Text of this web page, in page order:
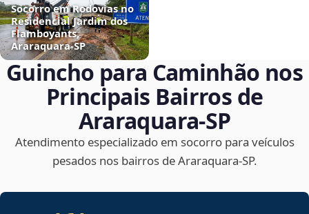
Socorro em Rodovias no
Residencial Jardim dos
Flamboyants,
Araraquara‑SP
Guincho para Caminhão nos
Principais Bairros de
Araraquara‑SP
Atendimento especializado em socorro para veículos
pesados nos bairros de Araraquara‑SP.